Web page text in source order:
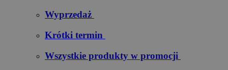
Wyprzedaż
Krótki termin
Wszystkie produkty w promocji